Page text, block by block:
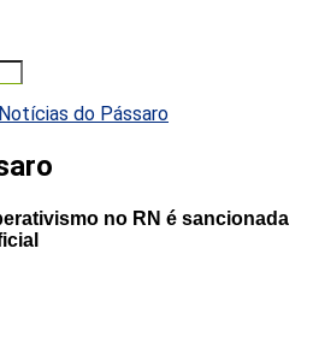
no RN é sancionada